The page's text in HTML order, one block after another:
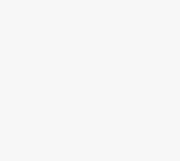
September 2023
Vorjahresmonat
bedeutsam für die
bei
+2,1 % ebenfalls